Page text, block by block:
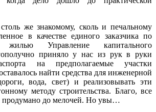
же знакомому, сколь и печальному
в качестве единого заказчика по
жилью Управление капитального
приняло у нас из рук в руки
на предполагаемые участки
найти средства для инженерной
вода, свет) и реализовывать эти
методу строительства. Благо, все
продумано до мелочей. Но увы…